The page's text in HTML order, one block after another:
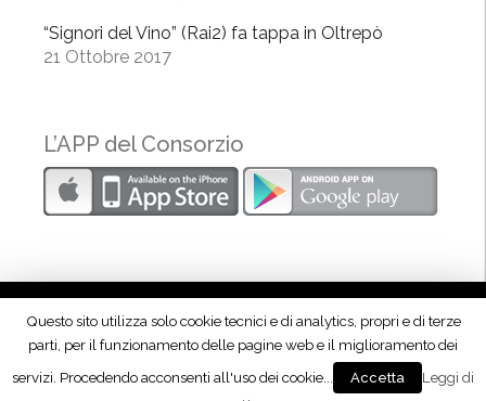
0
“Signori del Vino” (Rai2) fa tappa in Oltrepò
21 Ottobre 2017
L’APP del Consorzio
Seguici su Facebook!
Questo sito utilizza solo cookie tecnici e di analytics, propri e di terze
parti, per il funzionamento delle pagine web e il miglioramento dei
servizi. Procedendo acconsenti all'uso dei cookie...
Accetta
Leggi di